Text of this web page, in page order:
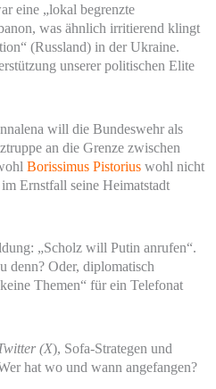
eine „lokal begrenzte
was ähnlich irritierend klingt
(Russland) in der Ukraine.
unserer politischen Elite
will die Bundeswehr als
an die Grenze zwischen
Borissimus Pistorius wohl nicht
Ernstfall seine Heimatstadt
„Scholz will Putin anrufen“.
denn? Oder, diplomatisch
Themen“ für ein Telefonat
(X), Sofa-Strategen und
hat wo und wann angefangen?